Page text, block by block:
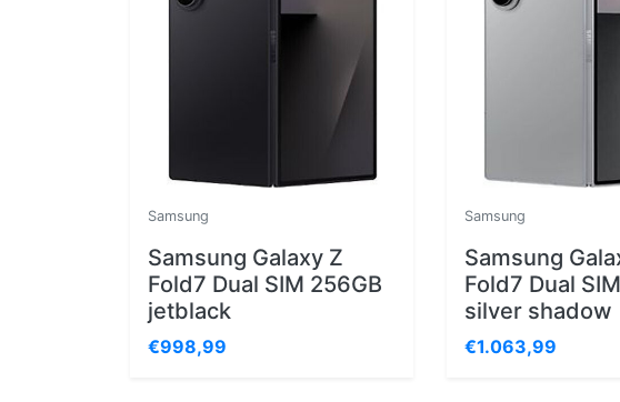
Samsung
Samsung Galaxy Z
Fold7 Dual SIM 256GB
jetblack
€998,99
Samsung
Samsung
Fold7 Dual
silver shadow
€1.063,99